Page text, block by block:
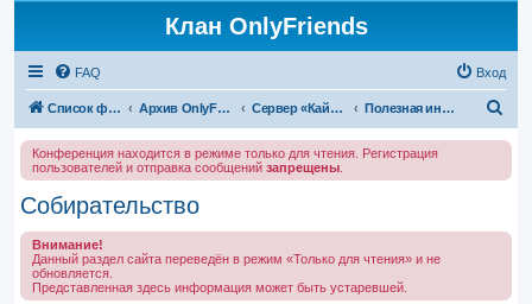
Клан OnlyFriends
FAQ Вход
Список форумов Архив OnlyFriends Сервер «Кайатор» Полезная информация
Конференция находится в режиме только для чтения. Регистрация
пользователей и отправка сообщений запрещены
Собирательство
Внимание!
Данный раздел сайта переведён в режим «Только для чтения» и не
обновляется.
Представленная здесь информация может быть устаревшей.